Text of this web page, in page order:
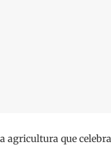
agricultura que